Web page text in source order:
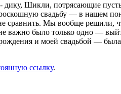
Шикли, потрясающие
свадьбу — в нашем
сравнить. Мы вообще
важно было только одно —
и моей свадьбой —
ссылку.